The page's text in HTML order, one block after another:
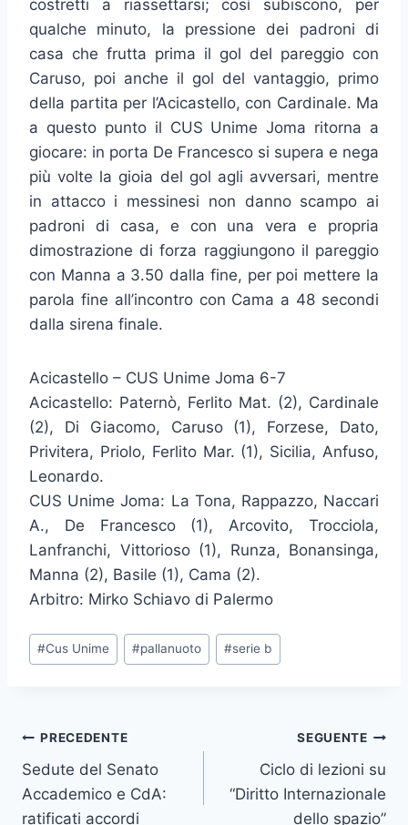
costretti a riassettarsi; così subiscono, per
qualche minuto, la pressione dei padroni di
casa che frutta prima il gol del pareggio con
Caruso, poi anche il gol del vantaggio, primo
della partita per l’Acicastello, con Cardinale. Ma
a questo punto il CUS Unime Joma ritorna a
giocare: in porta De Francesco si supera e nega
più volte la gioia del gol agli avversari, mentre
in attacco i messinesi non danno scampo ai
padroni di casa, e con una vera e propria
dimostrazione di forza raggiungono il pareggio
con Manna a 3.50 dalla fine, per poi mettere la
parola fine all’incontro con Cama a 48 secondi
dalla sirena finale.
Acicastello – CUS Unime Joma 6-7
Acicastello: Paternò, Ferlito Mat. (2), Cardinale
(2), Di Giacomo, Caruso (1), Forzese, Dato,
Privitera, Priolo, Ferlito Mar. (1), Sicilia, Anfuso,
Leonardo.
CUS Unime Joma: La Tona, Rappazzo, Naccari
A., De Francesco (1), Arcovito, Trocciola,
Lanfranchi, Vittorioso (1), Runza, Bonansinga,
Manna (2), Basile (1), Cama (2).
Arbitro: Mirko Schiavo di Palermo
Tag
articolo:
#Cus Unime #pallanuoto #serie b
Navigazione
articoli
PRECEDENTE
Sedute del Senato
Accademico e CdA:
ratificati accordi
SEGUENTE
Ciclo di lezioni su
“Diritto Internazionale
dello spazio”